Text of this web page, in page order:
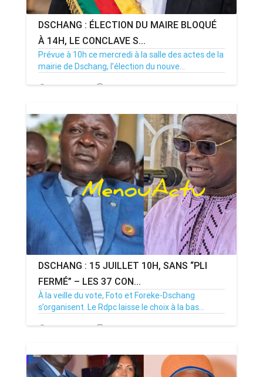
DSCHANG : ÉLECTION DU MAIRE BLOQUÉ
À 14H, LE CONCLAVE S...
Prévue à 10h ce mercredi à la salle des actes de la
mairie de Dschang, l’élection du nouve...
15/07/26 Par MenouActu 0
DSCHANG : 15 JUILLET 10H, SANS “PLI
FERMÉ” – LES 37 CON...
À la veille du vote, Foto et Foreke-Dschang
s’organisent. Le Rdpc laisse le choix à la bas...
14/07/26 Par MenouActu 0